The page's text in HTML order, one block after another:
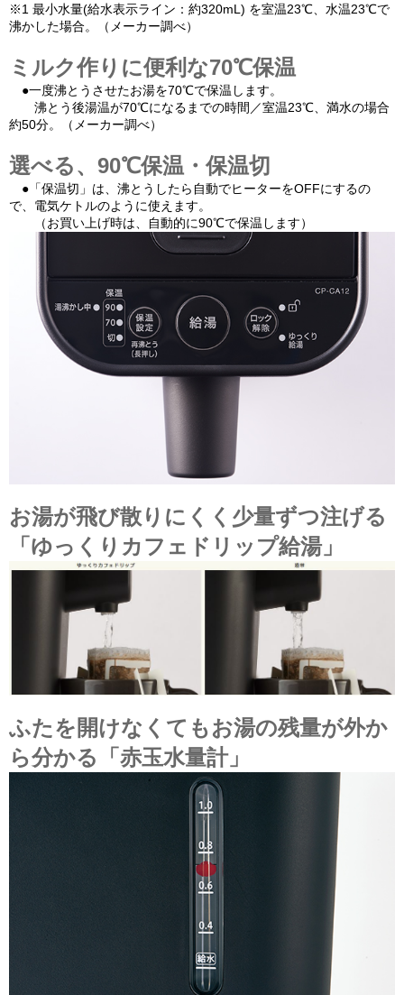
※1 最小水量(給水表示ライン：約320mL) を室温23℃、水温23℃で
沸かした場合。（メーカー調べ）
ミルク作りに便利な70℃保温
●一度沸とうさせたお湯を70℃で保温します。
沸とう後湯温が70℃になるまでの時間／室温23℃、満水の場合
約50分。（メーカー調べ）
選べる、90℃保温・保温切
●「保温切」は、沸とうしたら自動でヒーターをOFFにするの
で、電気ケトルのように使えます。
（お買い上げ時は、自動的に90℃で保温します）
お湯が飛び散りにくく少量ずつ注げる
「ゆっくりカフェドリップ給湯」
ふたを開けなくてもお湯の残量が外か
ら分かる「赤玉水量計」